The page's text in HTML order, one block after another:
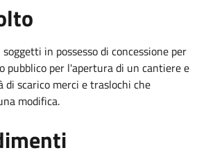
in possesso di concessione per
pubblico per l'apertura di un cantiere e
scarico merci e traslochi che
modifica.